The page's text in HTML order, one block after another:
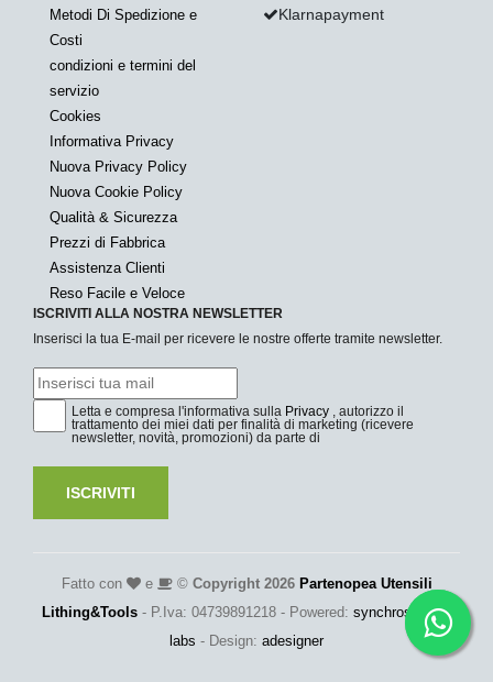
Metodi Di Spedizione e
Costi
condizioni e termini del
servizio
Cookies
Informativa Privacy
Nuova Privacy Policy
Nuova Cookie Policy
Qualità & Sicurezza
Prezzi di Fabbrica
Assistenza Clienti
Reso Facile e Veloce
Klarnapayment
ISCRIVITI ALLA NOSTRA NEWSLETTER
Inserisci la tua E-mail per ricevere le nostre offerte tramite newsletter.
Letta e compresa l'informativa sulla Privacy , autorizzo il
trattamento dei miei dati per finalità di marketing (ricevere
newsletter, novità, promozioni) da parte di
ISCRIVITI
Fatto con e © Copyright 2026 Partenopea Utensili
Lithing&Tools - P.Iva: 04739891218 - Powered: synchrosystem
labs - Design: adesigner